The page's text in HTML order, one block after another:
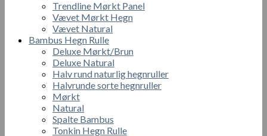
Trendline Mørkt Panel
Vævet Mørkt Hegn
Vævet Natural
Bambus Hegn Rulle
Deluxe Mørkt/Brun
Deluxe Natural
Halv rund naturlig hegnruller
Halvrunde sorte hegnruller
Mørkt
Natural
Spalte Bambus
Tonkin Hegn Rulle